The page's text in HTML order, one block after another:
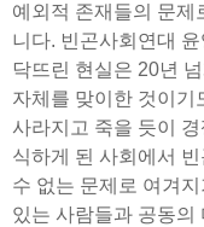
예외적 존재들의 문제
니다. 빈곤사회연대
닥뜨린 현실은 20년
자체를 맞이한 것이기
사라지고 죽을 듯이
식하게 된 사회에서
수 없는 문제로 여겨
있는 사람들과 공동의